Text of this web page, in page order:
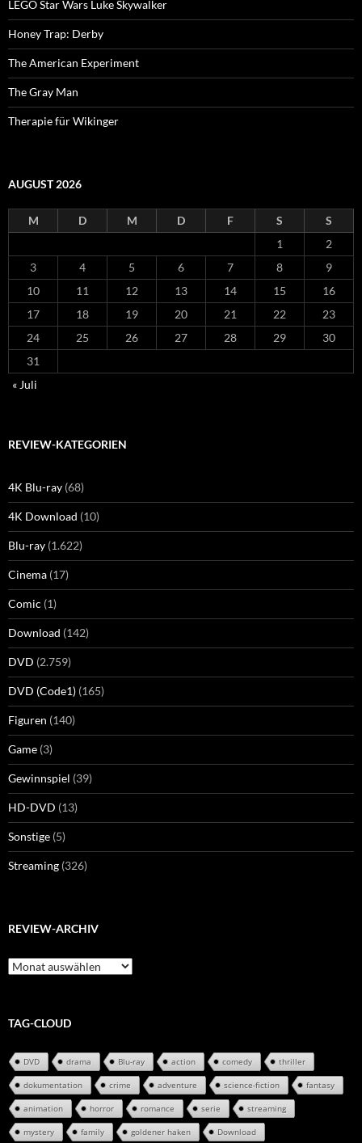
LEGO Star Wars Luke Skywalker
Honey Trap: Derby
The American Experiment
The Gray Man
Therapie für Wikinger
AUGUST 2026
M D M D F S
S
1
2
3
4 5 6 7 8
9
10
11 12 13 14 15
16
17
18 19 20 21 22
23
24
25 26 27 28 29
30
31
« Juli
REVIEW-KATEGORIEN
4K Blu-ray (68)
4K Download (10)
Blu-ray (1.622)
Cinema (17)
Comic (1)
Download (142)
DVD (2.759)
DVD (Code1) (165)
Figuren (140)
Game (3)
Gewinnspiel (39)
HD-DVD (13)
Sonstige (5)
Streaming (326)
REVIEW-ARCHIV
Review-
Archiv
TAG-CLOUD
DVD drama Blu-ray action comedy thriller
dokumentation crime adventure science-fiction fantasy
animation horror romance serie streaming
mystery family goldener haken Download